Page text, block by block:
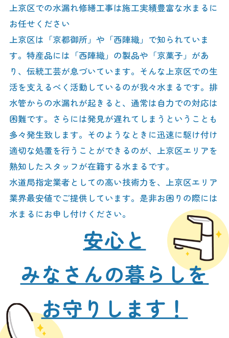
上京区での水漏れ修繕工事は施工実績豊富な水まるに
お任せください
上京区は「京都御所」や「西陣織」で知られていま
す。特産品には「西陣織」の製品や「京菓子」があ
り、伝統工芸が息づいています。そんな上京区での生
活を支えるべく活動しているのが我々水まるです。排
水管からの水漏れが起きると、通常は自力での対応は
困難です。さらには発見が遅れてしまうということも
多々発生致します。そのようなときに迅速に駆け付け
適切な処置を行うことができるのが、上京区エリアを
熟知したスタッフが在籍する水まるです。
水道局指定業者としての高い技術力を、上京区エリア
業界最安値でご提供しています。是非お困りの際には
水まるにお申し付けください。
安心と
みなさんの暮らしを
お守りします！